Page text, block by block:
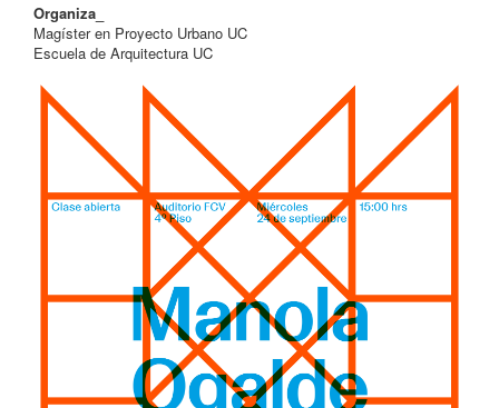
Organiza_
Magíster en Proyecto Urbano UC
Escuela de Arquitectura UC